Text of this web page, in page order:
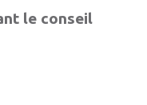
le conseil